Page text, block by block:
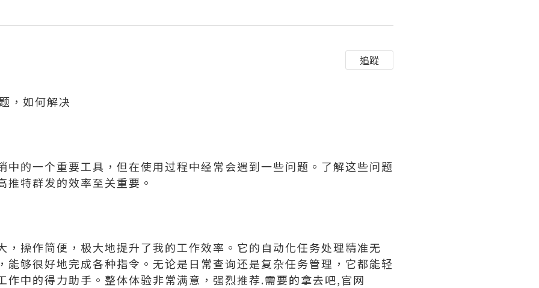
追蹤
，如何解决
中的一个重要工具，但在使用过程中经常会遇到一些问题。了解这些问题
推特群发的效率至关重要。
，操作简便，极大地提升了我的工作效率。它的自动化任务处理精准无
能够很好地完成各种指令。无论是日常查询还是复杂任务管理，它都能轻
作中的得力助手。整体体验非常满意，强烈推荐.需要的拿去吧,官网